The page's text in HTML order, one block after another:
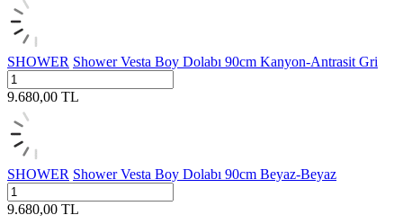
SHOWER Shower Vesta Boy Dolabı 90cm Kanyon-Antrasit Gri
9.680,00 TL
SHOWER Shower Vesta Boy Dolabı 90cm Beyaz-Beyaz
9.680,00 TL